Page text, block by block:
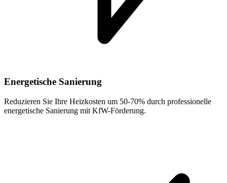
Energetische Sanierung
Reduzieren Sie Ihre Heizkosten um 50-70% durch professionelle
energetische Sanierung mit KfW-Förderung.